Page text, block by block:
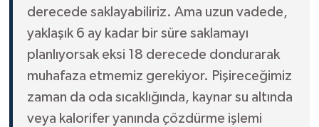
derecede saklayabiliriz. Ama uzun vadede,
yaklaşık 6 ay kadar bir süre saklamayı
planlıyorsak eksi 18 derecede dondurarak
muhafaza etmemiz gerekiyor. Pişireceğimiz
zaman da oda sıcaklığında, kaynar su altında
veya kalorifer yanında çözdürme işlemi